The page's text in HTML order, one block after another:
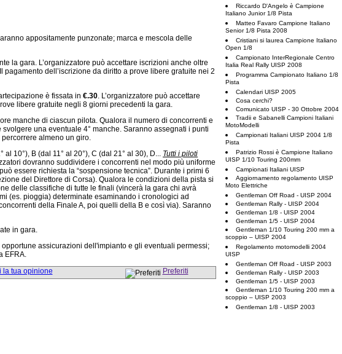
appositamente punzonate; marca e mescola delle
la gara. L’organizzatore può accettare iscrizioni anche oltre
pagamento dell’iscrizione da diritto a prove libere gratuite nei 2
è fissata in €.30. L’organizzatore può accettare
libere gratuite negli 8 giorni precedenti la gara.
manche di ciascun pilota. Qualora il numero di concorrenti e
una eventuale 4° manche. Saranno assegnati i punti
almeno un giro.
10°), B (dal 11° al 20°), C (dal 21° al 30), D... Tutti i piloti
dovranno suddividere i concorrenti nel modo più uniforme
essere richiesta la “sospensione tecnica”. Durante i primi 6
del Direttore di Corsa). Qualora le condizioni della pista si
delle classifiche di tutte le finali (vincerà la gara chi avrà
(es. pioggia) determinate esaminando i cronologici ad
della Finale A, poi quelli della B e così via). Saranno
in gara.
assicurazioni dell'impianto e gli eventuali permessi;
EFRA.
la tua opinione Preferiti
Riccardo D'Angelo è Campione
Italiano Junior 1/8 Pista
Matteo Favaro Campione Italiano
Senior 1/8 Pista 2008
Cristiani si laurea Campione Italiano
Open 1/8
Campionato InterRegionale Centro
Italia Real Rally UISP 2008
Programma Campionato Italiano 1/8
Pista
Calendari UISP 2005
Cosa cerchi?
Comunicato UISP - 30 Ottobre 2004
Tradii e Sabanelli Campioni Italiani
MotoModelli
Campionati Italiani UISP 2004 1/8
Pista
Patrizio Rossi è Campione Italiano
UISP 1/10 Touring 200mm
Campionati Italiani UISP
Aggiornamento regolamento UISP
Moto Elettriche
Gentleman Off Road - UISP 2004
Gentleman Rally - UISP 2004
Gentleman 1/8 - UISP 2004
Gentleman 1/5 - UISP 2004
Gentleman 1/10 Touring 200 mm a
scoppio – UISP 2004
Regolamento motomodelli 2004
UISP
Gentleman Off Road - UISP 2003
Gentleman Rally - UISP 2003
Gentleman 1/5 - UISP 2003
Gentleman 1/10 Touring 200 mm a
scoppio – UISP 2003
Gentleman 1/8 - UISP 2003